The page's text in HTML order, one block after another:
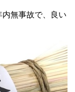
無事故で、良い